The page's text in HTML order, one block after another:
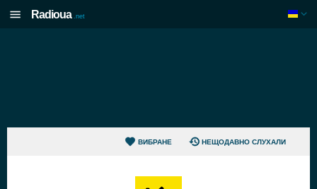
Radioua .net
ВИБРАНЕ НЕЩОДАВНО СЛУХАЛИ